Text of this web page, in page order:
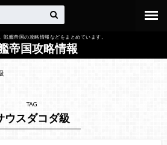
戦艦帝国の攻略情報などをまとめています。
帝国攻略情報
TAG
ウスダコダ級